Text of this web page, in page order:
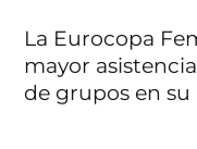
La Eurocopa
mayor
de grupos en su